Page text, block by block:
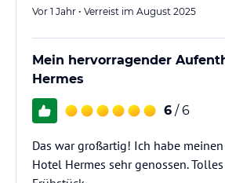
Vor 1 Jahr • Verreist im August 2025
Mein hervorragender
Hermes
6 / 6
Das war großartig! Ich habe
Hotel Hermes sehr genossen.